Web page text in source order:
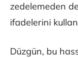
zedelemeden
ifadelerini
Düzgün, bu